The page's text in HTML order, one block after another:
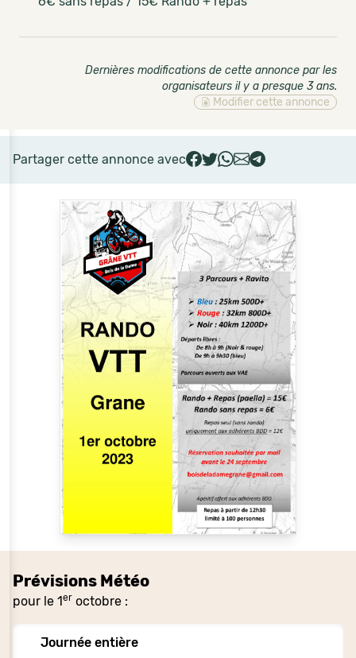
Prévisions Météo
pour le 1er octobre :
Journée entière
Dernières modifications de cette annonce par les
organisateurs il y a presque 3 ans.
Modifier cette annonce
Partager cette annonce avec